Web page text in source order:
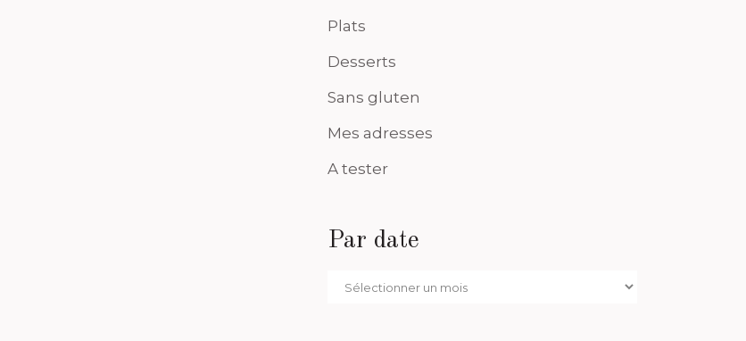
Plats
Desserts
Sans gluten
Mes adresses
A tester
Par date
Par